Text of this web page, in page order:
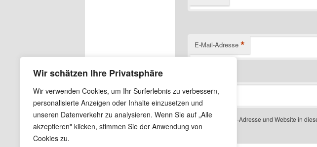
Wir schätzen Ihre Privatsphäre
Wir verwenden Cookies, um Ihr Surferlebnis zu verbessern,
personalisierte Anzeigen oder Inhalte einzusetzen und
unseren Datenverkehr zu analysieren. Wenn Sie auf „Alle
akzeptieren" klicken, stimmen Sie der Anwendung von
Cookies zu.
E-Mail-Adresse *
Website
Name, E-Mail-Adresse und Website in